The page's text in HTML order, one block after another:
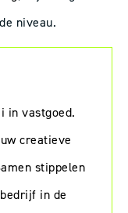
niveau.
in vastgoed.
creatieve
stippelen
in de